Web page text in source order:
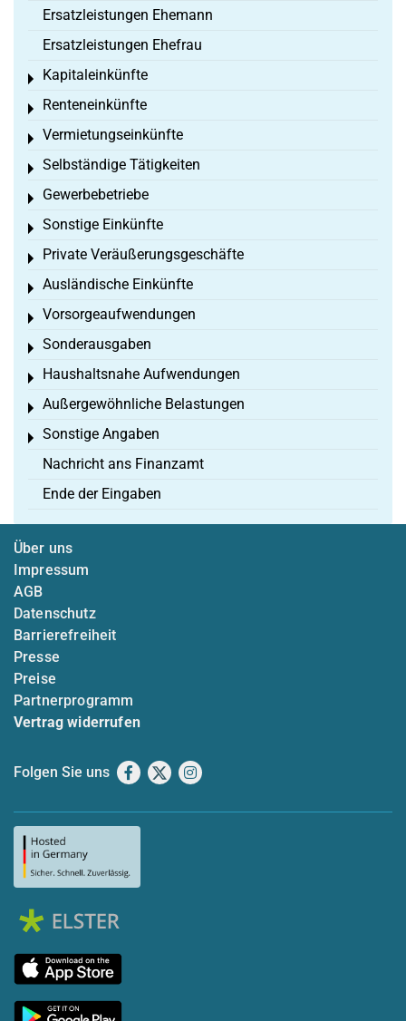
Ersatzleistungen Ehemann
Ersatzleistungen Ehefrau
Kapitaleinkünfte
Toggle menu
Renteneinkünfte
Toggle menu
Vermietungseinkünfte
Toggle menu
Selbständige Tätigkeiten
Toggle menu
Gewerbebetriebe
Toggle menu
Sonstige Einkünfte
Toggle menu
Private Veräußerungsgeschäfte
Toggle menu
Ausländische Einkünfte
Toggle menu
Vorsorgeaufwendungen
Toggle menu
Sonderausgaben
Toggle menu
Haushaltsnahe Aufwendungen
Toggle menu
Außergewöhnliche Belastungen
Toggle menu
Sonstige Angaben
Toggle menu
Nachricht ans Finanzamt
Ende der Eingaben
Über uns
Impressum
AGB
Datenschutz
Barrierefreiheit
Presse
Preise
Partnerprogramm
Vertrag widerrufen
Folgen Sie uns Facebook
X Instagram